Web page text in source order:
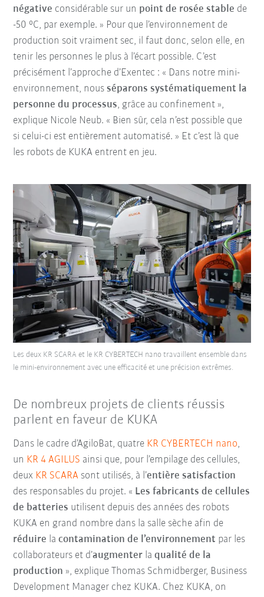
négative considérable sur un point de rosée stable de
-50 °C, par exemple. » Pour que l’environnement de
production soit vraiment sec, il faut donc, selon elle, en
tenir les personnes le plus à l’écart possible. C’est
précisément l’approche d’Exentec : « Dans notre mini-
environnement, nousséparons systématiquement la
personne du processus, grâce au confinement »,
explique Nicole Neub. « Bien sûr, cela n’est possible que
si celui-ci est entièrement automatisé. » Et c’est là que
les robots de KUKA entrent en jeu.
Les deux KR SCARA et le KR CYBERTECH nano travaillent ensemble dans
le mini-environnement avec une efficacité et une précision extrêmes.
De nombreux projets de clients réussis
parlent en faveur de KUKA
Dans le cadre d’AgiloBat, quatre KR CYBERTECH nano,
un KR 4 AGILUS ainsi que, pour l’empilage des cellules,
deux KR SCARA sont utilisés, à l’entière satisfaction
des responsables du projet. « Les fabricants de cellules
de batteries utilisent depuis des années des robots
KUKA en grand nombre dans la salle sèche afin de
réduire lacontamination de l’environnement par les
collaborateurs et d’augmenter laqualité de la
production », explique Thomas Schmidberger, Business
Development Manager chez KUKA. Chez KUKA, on